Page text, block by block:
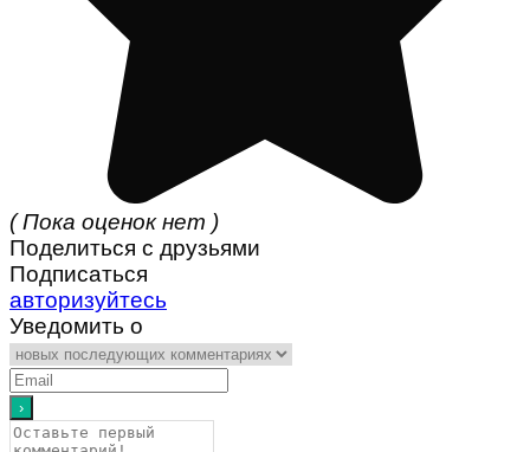
( Пока оценок нет )
Поделиться с друзьями
Подписаться
авторизуйтесь
Уведомить о